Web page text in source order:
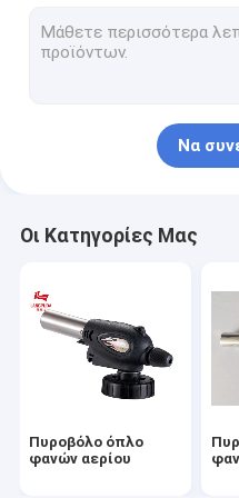
Πυροβόλο όπλο φλογών
Ηλεκτρικό πυροβόλο
Υπαίθρια σόμπα
Να
Οι Κατηγορίες Μας
Πυροβόλο όπλο
φανών αερίου